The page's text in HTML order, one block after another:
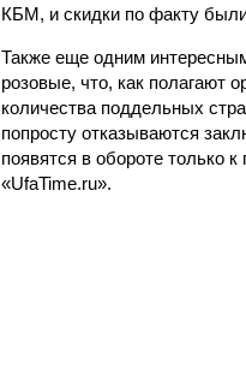
КБМ, и скидки по факту
Также еще одним
розовые, что, как полагают
количества поддельных
попросту отказываются
появятся в обороте только
«UfaTime.ru».